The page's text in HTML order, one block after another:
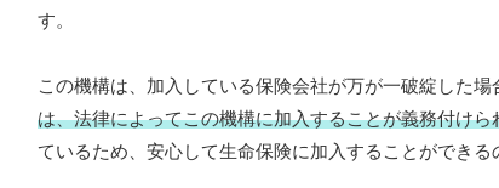
す。
この機構は、加入している保険会社が万が一破綻した
は、法律によってこの機構に加入することが義務付けら
ているため、安心して生命保険に加入することができる